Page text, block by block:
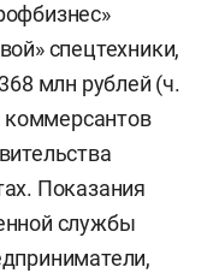
спецтехники,
млн рублей (ч.
коммерсантов
Показания
службы